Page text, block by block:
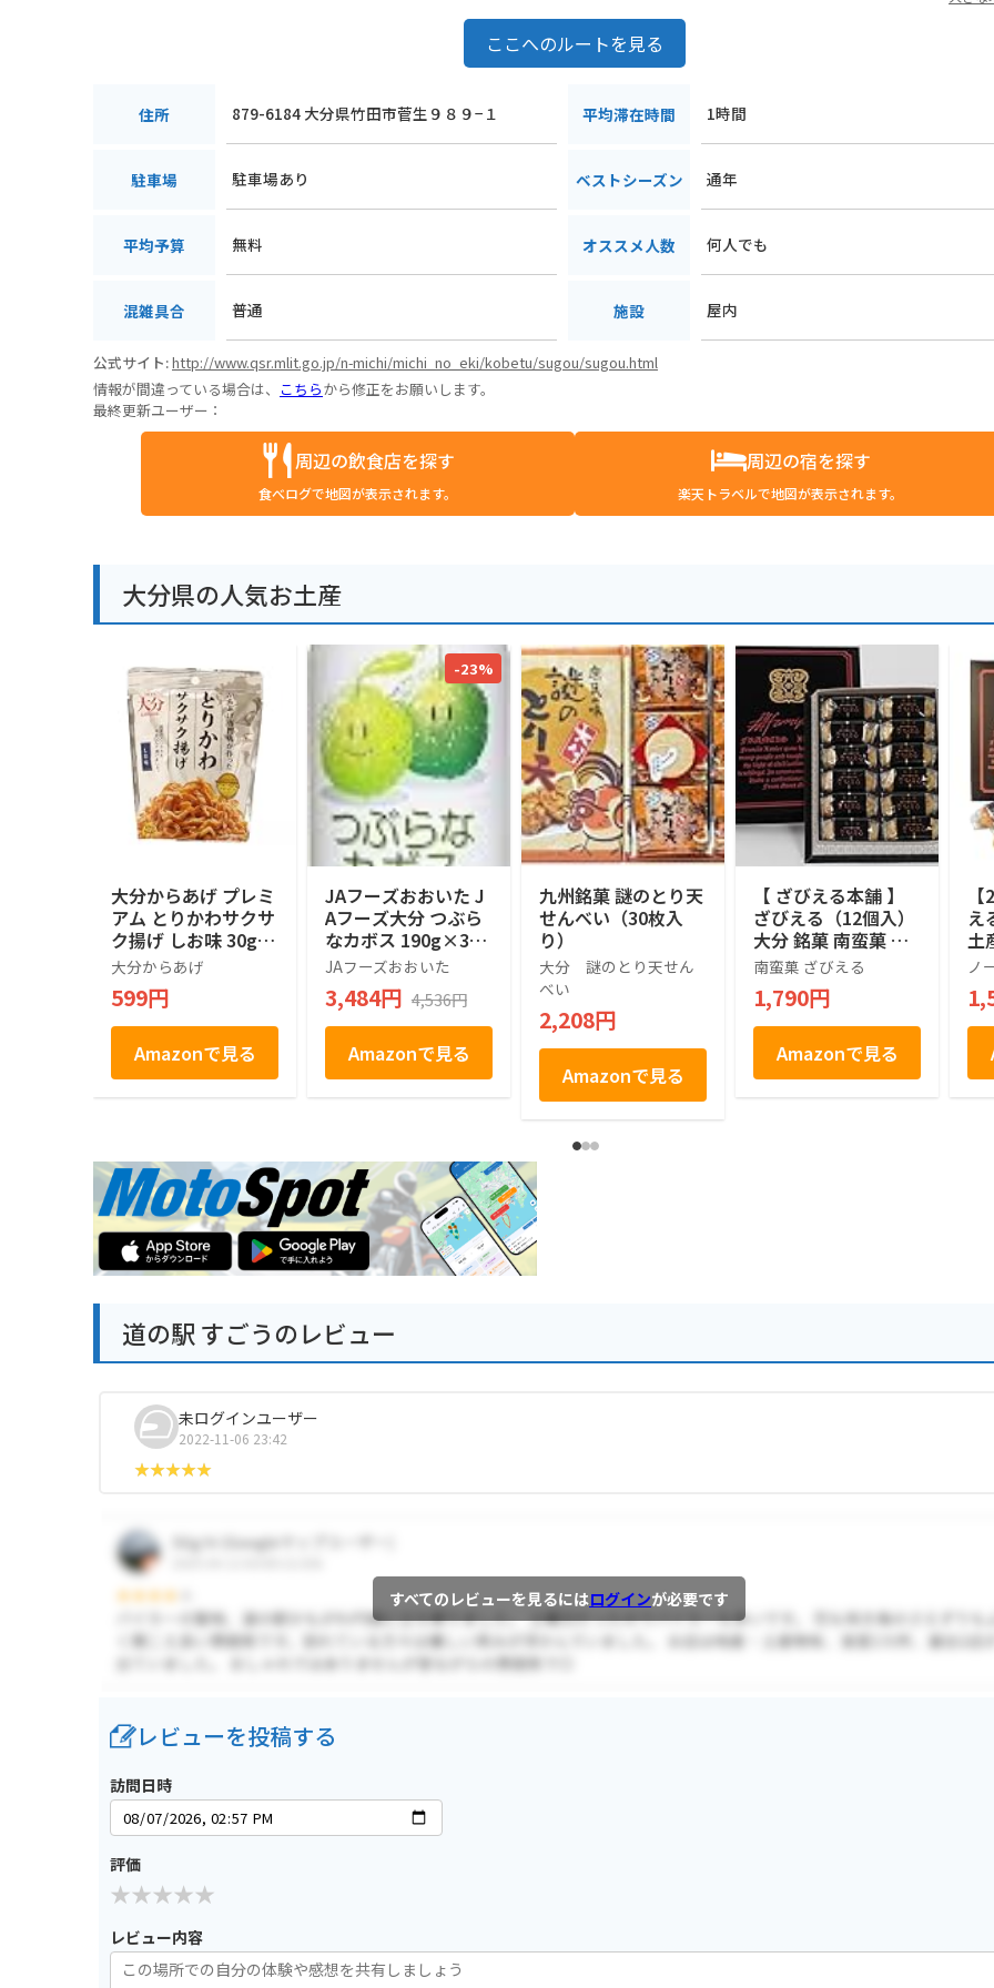
ここへのルートを見る
住所 879-6184 大分県竹田市菅生９８９−１ 平均滞在時間 1時間
駐車場 駐車場あり ベストシーズン 通年
平均予算 無料 オススメ人数 何人でも
混雑具合 普通 施設 屋内
公式サイト:http://www.qsr.mlit.go.jp/n-michi/michi_no_eki/kobetu/sugou/sugou.html
情報が間違っている場合は、 こちらから修正をお願いします。
最終更新ユーザー：
周辺の飲食店を探す
食べログで地図が表示されます。
周辺の宿を探す
楽天トラベルで地図が表示されます。
大分県の人気お土産
大分からあげ プレミ
アム とりかわサクサ
ク揚げ しお味 30g
おつまみ おやつ ス
ナック からあげ専門
店
大分からあげ
599円
Amazonで見る
-23%
JAフーズおおいた J
Aフーズ大分 つぶら
なカボス 190g×30
本
JAフーズおおいた
3,484円 4,536円
Amazonで見る
九州銘菓 謎のとり天
せんべい（30枚入
り）
大分 謎のとり天せん
べい
2,208円
Amazonで見る
【 ざびえる本舗 】
ざびえる（12個入）
大分 銘菓 南蛮菓 和
洋折衷菓子
南蛮菓 ざびえる
1,790円
Amazonで見る
え
土
ノ
道の駅 すごうのレビュー
未ログインユーザー
2022-11-06 23:42
すべてのレビューを見るにはログインが必要です
レビューを投稿する
訪問日時
評価
レビュー内容